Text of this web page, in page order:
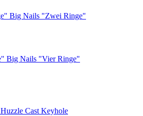
Big Nails "Zwei Ringe"
Big Nails "Vier Ringe"
Huzzle Cast Keyhole